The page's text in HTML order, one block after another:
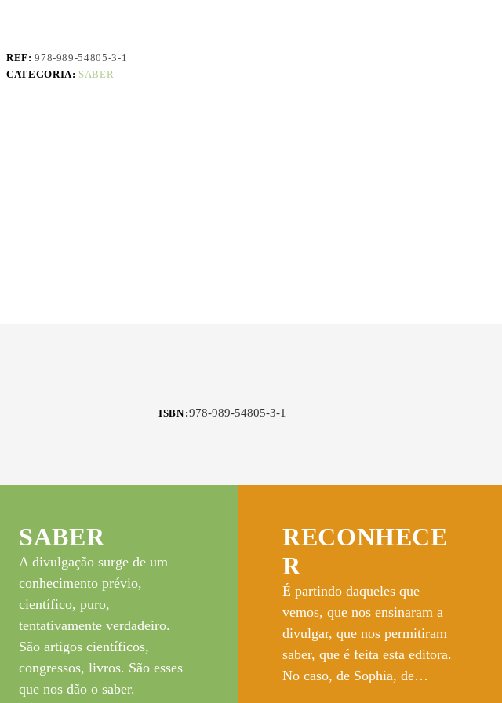
REF:978-989-54805-3-1
CATEGORIA: SABER
ISBN 978-989-54805-3-1
SABER
A divulgação surge de um
conhecimento prévio,
científico, puro,
tentativamente verdadeiro.
São artigos científicos,
congressos, livros. São esses
que nos dão o saber.
RECONHECE
R
É partindo daqueles que
vemos, que nos ensinaram a
divulgar, que nos permitiram
saber, que é feita esta editora.
No caso, de Sophia, de…